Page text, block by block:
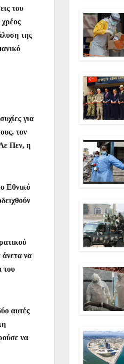
του
της
για
τον
Πεν, η
Εθνικό
άνετα να
του
αυτές
να